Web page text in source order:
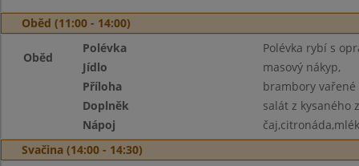
Oběd (11:00 - 14:00)
Oběd
Polévka
Polévka rybí s
Jídlo
masový nákyp,
Příloha
brambory vařené
Doplněk
salát z kysaného
Nápoj
Svačina (14:00 - 14:30)